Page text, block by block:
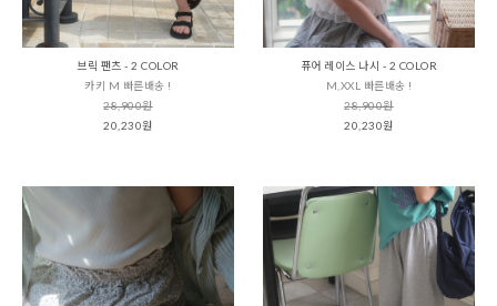
브릭 팬츠 - 2 COLOR
카키 M 빠른배송 !
28,900원
20,230원
퓨어 레이스 나시 - 2 COLOR
M,XXL 빠른배송 !
28,900원
20,230원